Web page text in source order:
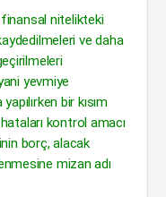
nitelikteki
ve daha
yevmiye
bir kısım
kontrol amacı
borç, alacak
mizan adı